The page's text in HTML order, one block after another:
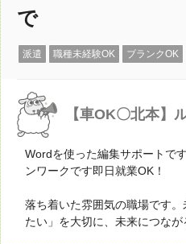
で
派遣 職種未経験OK ブランクOK
【車OK〇北本】
Wordを使った編集サポートで
ンワークです即日就業OK！
落ち着いた雰囲気の職場です
たい」を大切に、未来につなが